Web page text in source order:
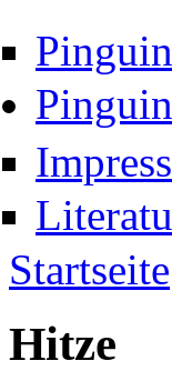
Startseite
Hitze